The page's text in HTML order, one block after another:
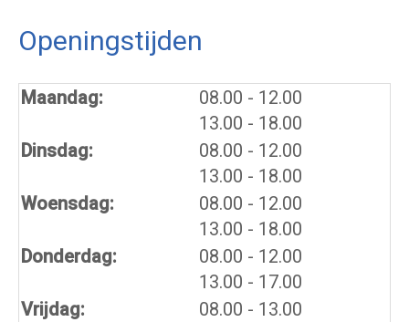
Openingstijden
Maandag: 08.00 tot
- 12.00
13.00 tot
- 18.00
Dinsdag:
08.00 tot
- 12.00
13.00 tot
- 18.00
Woensdag:
08.00 tot
- 12.00
13.00 tot
- 18.00
Donderdag:
08.00 tot
- 12.00
13.00 tot
- 17.00
Vrijdag:
08.00 - 13.00